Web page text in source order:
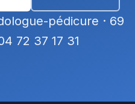
pédicure · 69
72 37 17 31